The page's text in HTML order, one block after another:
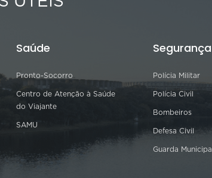
Saúde
Pronto-Socorro
Centro de Atenção à Saúde
do Viajante
SAMU
Segurança
Polícia Militar
Polícia Civil
Bombeiros
Defesa Civil
Guarda Municipal